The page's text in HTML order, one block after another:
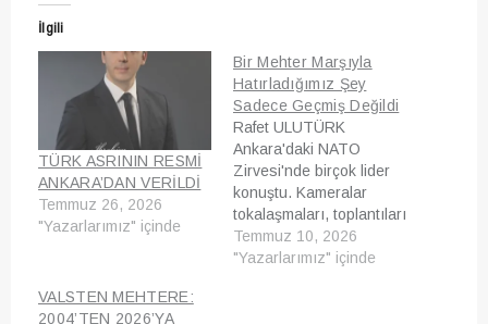
İlgili
TÜRK ASRININ RESMİ
ANKARA’DAN VERİLDİ
Temmuz 26, 2026
"Yazarlarımız" içinde
Bir Mehter Marşıyla
Hatırladığımız Şey
Sadece Geçmiş Değildi
Rafet ULUTÜRK
Ankara'daki NATO
Zirvesi'nde birçok lider
konuştu. Kameralar
tokalaşmaları, toplantıları
ve ortak bildirileri
kaydetti. Fakat bana
Temmuz 10, 2026
"Yazarlarımız" içinde
VALSTEN MEHTERE:
2004’TEN 2026’YA